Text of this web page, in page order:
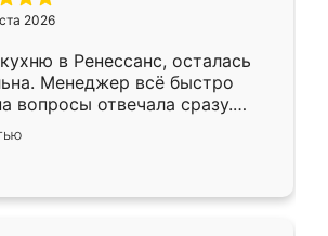
2026
в Ренессанс, осталась
Менеджер всё быстро
вопросы отвечала сразу.
в субботу, подошёл к
ответственностью. Собрали
работали аккуратно, даже